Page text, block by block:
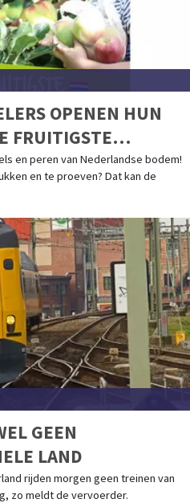
OPENEN HUN
FRUITIGSTE
en peren van Nederlandse bodem!
en te proeven? Dat kan de
GEEN
LAND
rijden morgen geen treinen van
zo meldt de vervoerder.